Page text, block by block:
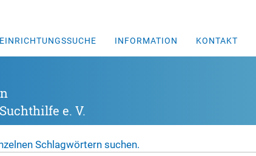
EINRICHTUNGSSUCHE INFORMATION KONTAKT
e. V.
Schlagwörtern suchen.